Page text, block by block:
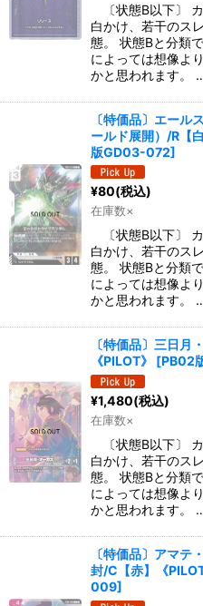
〔状態B以下〕
白かけ、若干のス
態。 状態Bと分類
によっては想像よ
かと思われます。
〔特価品〕エール
ールド展開）/R【
版GD03-072]
¥80(税込)
在庫数×
〔状態B以下〕
白かけ、若干のス
態。 状態Bと分類
によっては想像よ
かと思われます。
〔特価品〕三日月
《PILOT》
[PB02
¥1,480(税込)
在庫数×
〔状態B以下〕
白かけ、若干のス
態。 状態Bと分類
によっては想像よ
かと思われます。
〔特価品〕アマテ
封/C【赤】《PILOT
009]